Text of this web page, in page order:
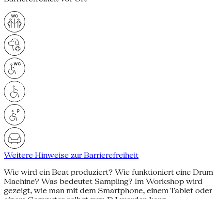
Weitere Hinweise zur Barrierefreiheit
Wie wird ein Beat produziert? Wie funktioniert eine Drum
Machine? Was bedeutet Sampling? Im Workshop wird
gezeigt, wie man mit dem Smartphone, einem Tablet oder